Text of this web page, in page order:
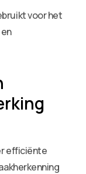
voor het
efficiënte